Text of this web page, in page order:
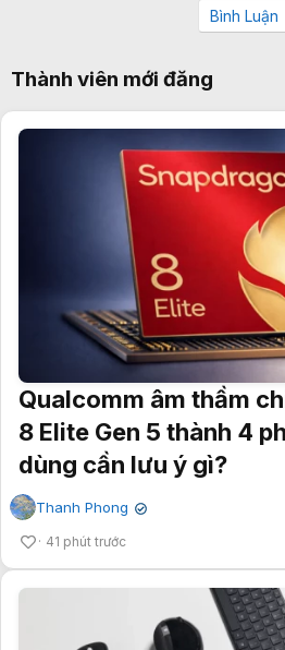
Bình Luận
Thành viên mới đăng
Qualcomm âm thầm
8 Elite Gen 5 thành 4
dùng cần lưu ý gì?
Thanh Phong ✔
41 phút trước